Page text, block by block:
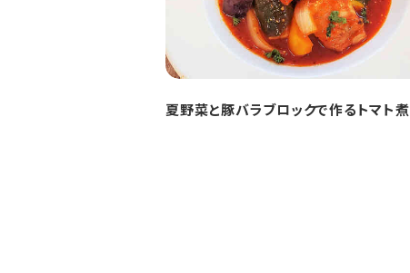
夏野菜と豚バラブロックで作るトマト煮